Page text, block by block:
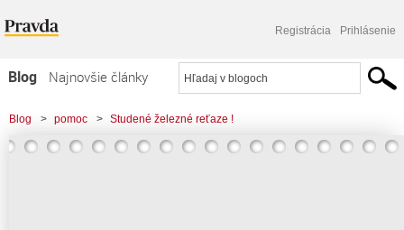
Registrácia Prihlásenie
Blog
Najnovšie články
Najčítanejšie články
Najkomentovanejšie články
Blog > pomoc > Studené železné reťaze !